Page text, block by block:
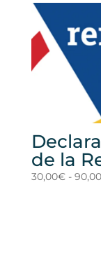
de la
30,00€ - 90,00